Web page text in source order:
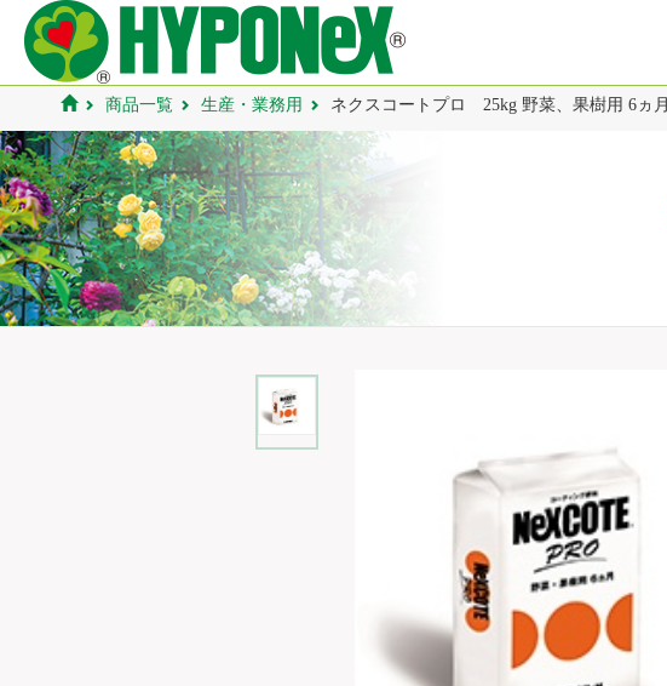
商品一覧 生産・業務用 ネクスコートプロ 25kg 野菜、果樹用 6ヵ月